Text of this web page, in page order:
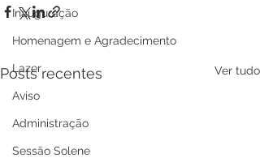
Inauguração
Homenagem e Agradecimento
Lazer
Aviso
Administração
Sessão Solene
Posts recentes Ver tudo